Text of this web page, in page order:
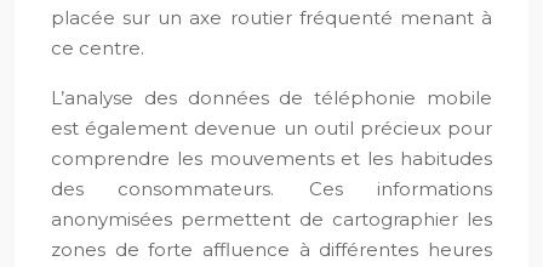
placée sur un axe routier fréquenté menant à
ce centre.
L’analyse des données de téléphonie mobile
est également devenue un outil précieux pour
comprendre les mouvements et les habitudes
des consommateurs. Ces informations
anonymisées permettent de cartographier les
zones de forte affluence à différentes heures